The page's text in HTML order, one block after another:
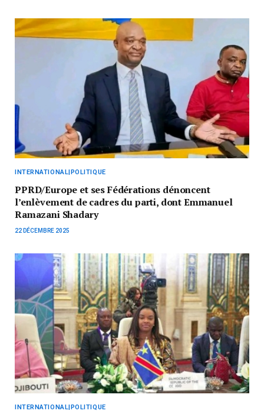
INTERNATIONAL|POLITIQUE
PPRD/Europe et ses Fédérations dénoncent
l’enlèvement de cadres du parti, dont Emmanuel
Ramazani Shadary
22 DÉCEMBRE 2025
INTERNATIONAL|POLITIQUE